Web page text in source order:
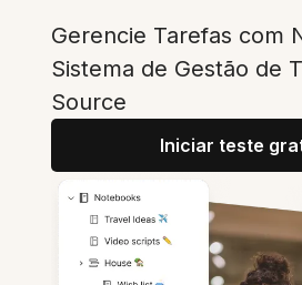
Gerencie Tarefas com
Sistema de Gestão de
Source
Iniciar teste